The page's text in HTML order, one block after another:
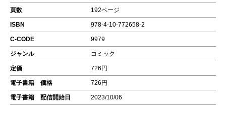
頁数 192ページ
ISBN 978-4-10-772658-2
C-CODE 9979
ジャンル コミック
定価 726円
電子書籍 価格 726円
電子書籍 配信開始日 2023/10/06